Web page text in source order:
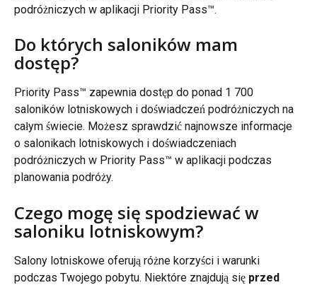
podróżniczych w aplikacji Priority Pass™.
Do których saloników mam
dostęp?
Priority Pass™ zapewnia dostęp do ponad 1 700
saloników lotniskowych i doświadczeń podróżniczych na
całym świecie. Możesz sprawdzić najnowsze informacje
o salonikach lotniskowych i doświadczeniach
podróżniczych w Priority Pass™ w aplikacji podczas
planowania podróży.
Czego mogę się spodziewać w
saloniku lotniskowym?
Salony lotniskowe oferują różne korzyści i warunki
podczas Twojego pobytu. Niektóre znajdują się przed